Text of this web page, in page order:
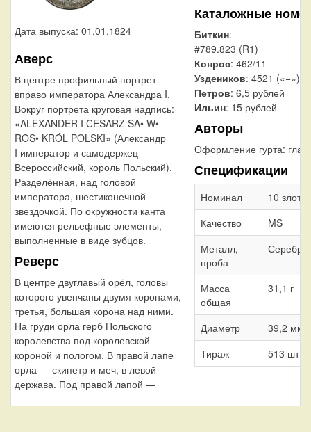
Дата выпуска: 01.01.1824
Аверс
В центре профильный портрет
вправо императора Александра I.
Вокруг портрета круговая надпись:
«ALEXANDER I CESARZ SA• W•
ROS• KRÓL POLSKI» (Александр
I император и самодержец
Всероссийский, король Польский).
Разделённая, над головой
императора, шестиконечной
звездочкой. По окружности канта
имеются рельефные элементы,
выполненные в виде зубцов.
Реверс
В центре двуглавый орёл, головы
которого увенчаны двумя коронами,
третья, большая корона над ними.
На груди орла герб Польского
королевства под королевской
короной и пологом. В правой лапе
орла — скипетр и меч, в левой —
держава. Под правой лапой —
Каталожные
Биткин:
#789.823 (R1)
Конрос: 462/11
Уздеников: 4521 («−»)
Петров: 6,5 рублей
Ильин: 15 рублей
Авторы
Оформление гурта:
Спецификации
Номинал
10
Качество
MS
Металл,
проба
Серебро
Масса
общая
31,1 г
Диаметр
39,2 мм
Тираж
513 шт.